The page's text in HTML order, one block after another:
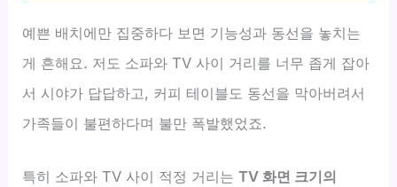
예쁜 배치에만 집중하다 보면 기능성과 동선을 놓치는
게 흔해요. 저도 소파와 TV 사이 거리를 너무 좁게 잡아
서 시야가 답답하고, 커피 테이블도 동선을 막아버려서
가족들이 불편하다며 불만 폭발했었죠.
특히 소파와 TV 사이 적정 거리는TV 화면 크기의